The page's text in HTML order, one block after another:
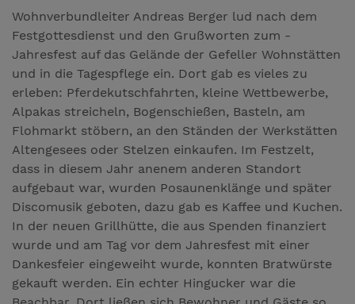
Wohnverbundleiter Andreas Berger lud nach dem
Festgottesdienst und den Grußworten zum ­
Jahresfest auf das Gelände der Gefeller Wohnstätten
und in die Tagespflege ein. Dort gab es vieles zu
erleben: Pferdekutschfahrten, kleine Wettbewerbe,
Alpakas streicheln, Bogenschießen, Basteln, am
Flohmarkt stöbern, an den Ständen der Werkstätten
Altengesees oder Stelzen einkaufen. Im Festzelt,
dass in diesem Jahr anenem anderen Standort
aufgebaut war, wurden Posaunenklänge und später
Discomusik geboten, dazu gab es Kaffee und Kuchen.
In der neuen Grillhütte, die aus Spenden finanziert
wurde und am Tag vor dem Jahresfest mit einer
Dankesfeier eingeweiht wurde, konnten Bratwürste
gekauft werden. Ein echter Hingucker war die